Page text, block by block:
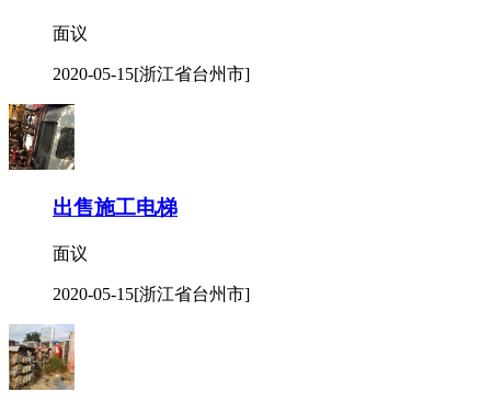
面议
2020-05-15[浙江省台州市]
出售施工电梯
面议
2020-05-15[浙江省台州市]